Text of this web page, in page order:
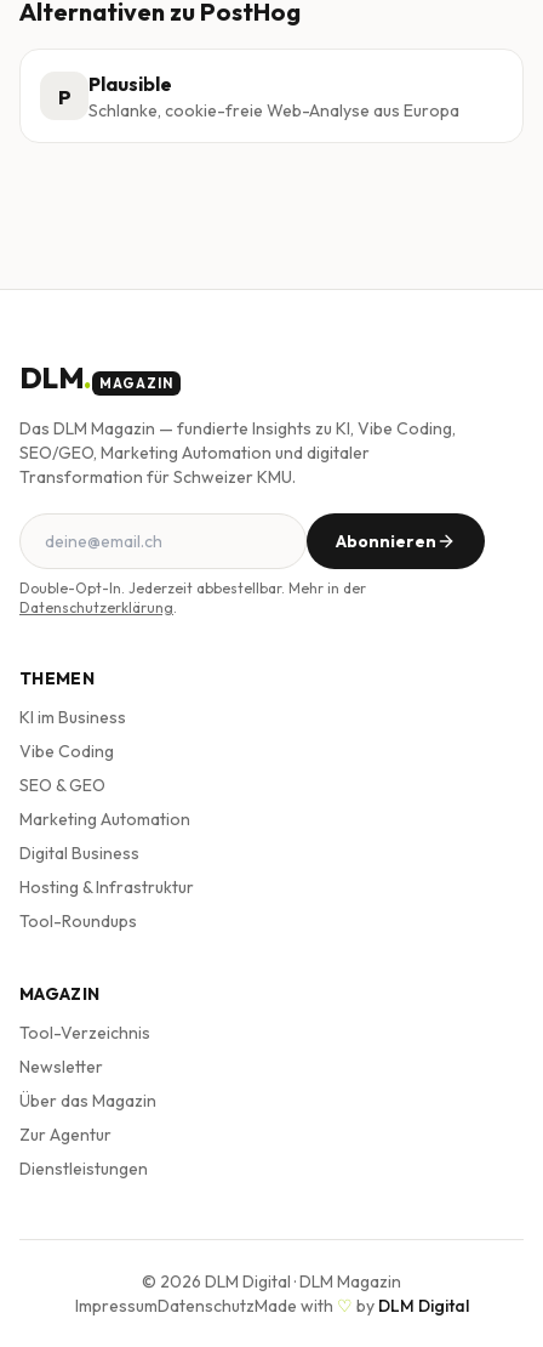
Alternativen zu PostHog
P Plausible
Schlanke, cookie-freie Web-Analyse aus Europa
DLM. MAGAZIN
Das DLM Magazin — fundierte Insights zu KI, Vibe Coding,
SEO/GEO, Marketing Automation und digitaler
Transformation für Schweizer KMU.
Abonnieren
Double-Opt-In. Jederzeit abbestellbar. Mehr in der
Datenschutzerklärung.
THEMEN
KI im Business
Vibe Coding
SEO & GEO
Marketing Automation
Digital Business
Hosting & Infrastruktur
Tool-Roundups
MAGAZIN
Tool-Verzeichnis
Newsletter
Über das Magazin
Zur Agentur
Dienstleistungen
© 2026 DLM Digital · DLM Magazin
ImpressumDatenschutzMade with ♡ by DLM Digital